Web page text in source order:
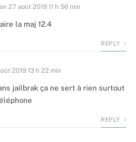
on 27 août 2019 11 h 56 min
la maj 12.4
REPLY
2019 13 h 22 min
jailbrak ça ne sert à rien surtout
REPLY